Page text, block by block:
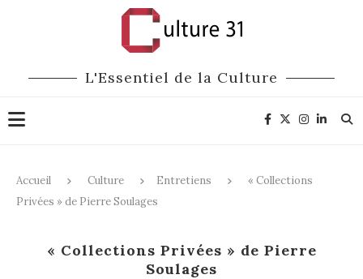
L'Essentiel de la Culture
Accueil Culture Entretiens
« Collections
Privées » de Pierre Soulages
Expositions
« Collections Privées » de Pierre
Soulages